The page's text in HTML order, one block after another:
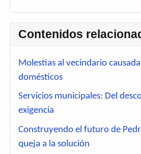
Contenidos
Molestias al vecindario
domésticos
Servicios municipales: Del
exigencia
Construyendo el futuro de
queja a la solución